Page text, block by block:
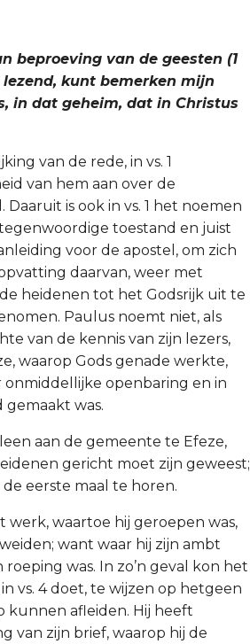
beproeving van de geesten (1
lezend, kunt bemerken mijn
in dat geheim, dat in Christus
van de rede, in vs. 1
van hem aan over de
is ook in vs. 1 het noemen
toestand en juist
voor de apostel, om zich
daarvan, weer met
heidenen tot het Godsrijk uit te
Paulus noemt niet, als
van de kennis van zijn lezers,
waarop Gods genade werkte,
onmiddellijke openbaring en in
was.
aan de gemeente te Efeze,
gericht moet zijn geweest;
eerste maal te horen.
werk, waartoe hij geroepen was,
want waar hij zijn ambt
was. In zo’n geval kon het
vs. 4 doet, te wijzen op hetgeen
kunnen afleiden. Hij heeft
van zijn brief, waarop hij de